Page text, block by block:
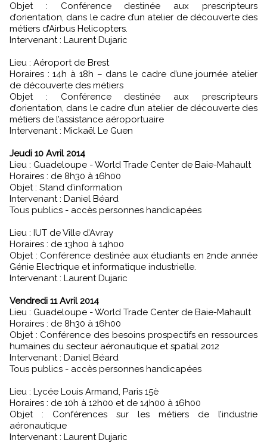
Objet : Conférence destinée aux prescripteurs
d’orientation, dans le cadre d’un atelier de découverte des
métiers d’Airbus Helicopters.
Intervenant : Laurent Dujaric
Lieu : Aéroport de Brest
Horaires : 14h à 18h – dans le cadre d’une journée atelier
de découverte des métiers
Objet : Conférence destinée aux prescripteurs
d’orientation, dans le cadre d’un atelier de découverte des
métiers de l’assistance aéroportuaire
Intervenant : Mickaël Le Guen
Jeudi 10 Avril 2014
Lieu : Guadeloupe - World Trade Center de Baie-Mahault
Horaires : de 8h30 à 16h00
Objet : Stand d’information
Intervenant : Daniel Béard
Tous publics - accès personnes handicapées
Lieu : IUT de Ville d’Avray
Horaires : de 13h00 à 14h00
Objet : Conférence destinée aux étudiants en 2nde année
Génie Electrique et informatique industrielle.
Intervenant : Laurent Dujaric
Vendredi 11 Avril 2014
Lieu : Guadeloupe - World Trade Center de Baie-Mahault
Horaires : de 8h30 à 16h00
Objet : Conférence des besoins prospectifs en ressources
humaines du secteur aéronautique et spatial 2012
Intervenant : Daniel Béard
Tous publics - accès personnes handicapées
Lieu : Lycée Louis Armand, Paris 15è
Horaires : de 10h à 12h00 et de 14h00 à 16h00
Objet : Conférences sur les métiers de l’industrie
aéronautique
Intervenant : Laurent Dujaric